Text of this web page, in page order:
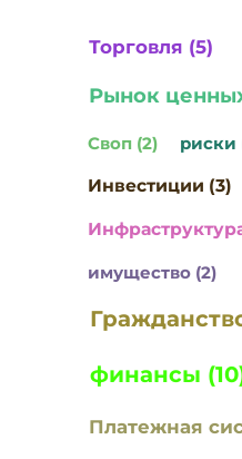
Торговля (5)
Рынок
Своп (2) риски
Инвестиции (3)
имущество (2)
финансы
Платежная